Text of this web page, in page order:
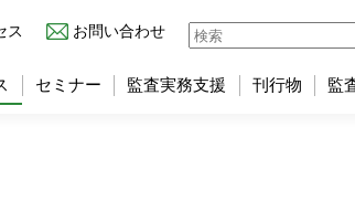
セミナー 監査実務支援 刊行物 監
ス お問い合わせ